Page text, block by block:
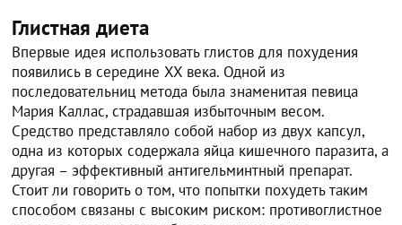
Глистная диета
Впервые идея использовать глистов для похудения
появились в середине XX века. Одной из
последовательниц метода была знаменитая певица
Мария Каллас, страдавшая избыточным весом.
Средство представляло собой набор из двух капсул,
одна из которых содержала яйца кишечного паразита, а
другая – эффективный антигельминтный препарат.
Стоит ли говорить о том, что попытки похудеть таким
способом связаны с высоким риском: противоглистное